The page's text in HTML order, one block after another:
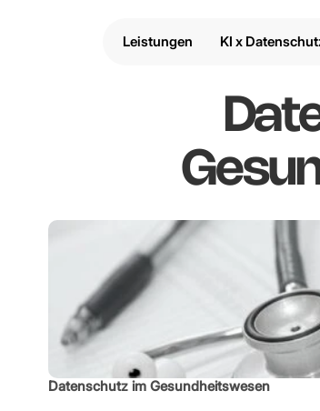
Leistungen KI x
Datenschutz im Gesundheitswesen